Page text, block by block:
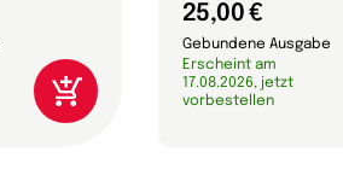
25,00 €
Gebundene Ausgabe
Erscheint am
17.08.2026, jetzt
vorbestellen